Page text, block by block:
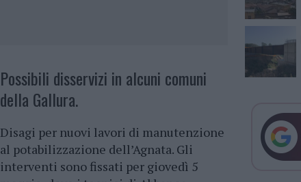
Possibili disservizi in alcuni comuni
della Gallura.
Disagi per nuovi lavori di manutenzione
al potabilizzazione dell’Agnata. Gli
interventi sono fissati per giovedì 5